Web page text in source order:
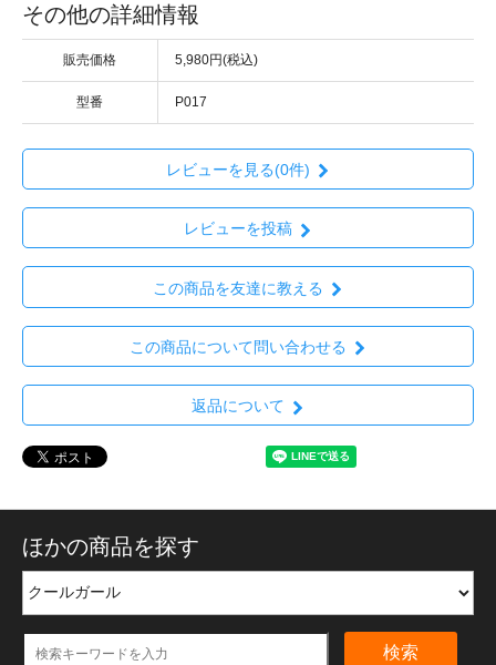
その他の詳細情報
販売価格 5,980円(税込)
型番 P017
レビューを見る(0件)
レビューを投稿
この商品を友達に教える
この商品について問い合わせる
返品について
ほかの商品を探す
検索